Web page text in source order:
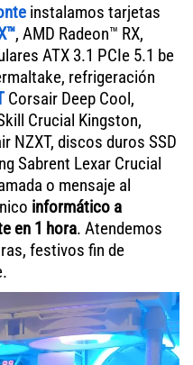
instalamos tarjetas
, AMD Radeon™ RX,
ATX 3.1 PCIe 5.1 be
refrigeración
Corsair Deep Cool,
Crucial Kingston,
NZXT, discos duros SSD
Sabrent Lexar Crucial
o mensaje al
informático a
en 1 hora. Atendemos
festivos fin de